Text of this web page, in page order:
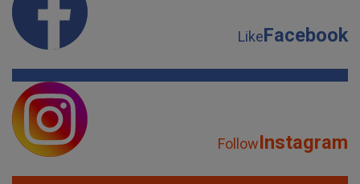
LikeFacebook
FollowInstagram